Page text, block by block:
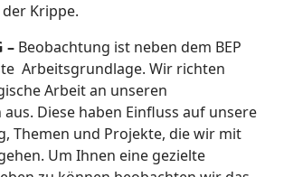
Krippe.
– Beobachtung ist neben dem BEP
Arbeitsgrundlage. Wir richten
Arbeit an unseren
Diese haben Einfluss auf unsere
Themen und Projekte, die wir mit
Um Ihnen eine gezielte